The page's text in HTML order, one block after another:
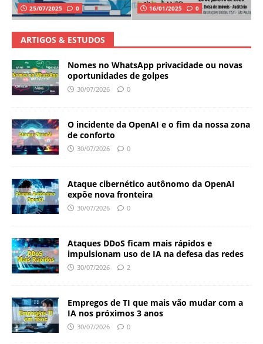
25/07/2025 0 16/01/2025 0
ARTIGOS & ESTUDOS
Nomes no WhatsApp privacidade ou novas
oportunidades de golpes
30/07/2026 0
O incidente da OpenAI e o fim da nossa zona
de conforto
30/07/2026 0
Ataque cibernético autônomo da OpenAI
expõe nova fronteira
30/07/2026 0
Ataques DDoS ficam mais rápidos e
impulsionam uso de IA na defesa das redes
30/07/2026 2
Empregos de TI que mais vão mudar com a
IA nos próximos 3 anos
30/07/2026 0